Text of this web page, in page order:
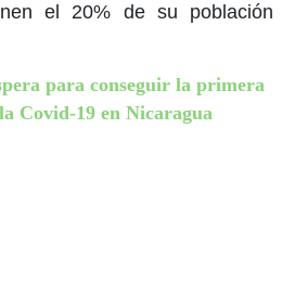
el 20% de su población
para conseguir la primera
Covid-19 en Nicaragua